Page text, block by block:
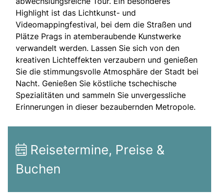
Highlight ist das Lichtkunst- und
Videomappingfestival, bei dem die Straßen und
Plätze Prags in atemberaubende Kunstwerke
verwandelt werden. Lassen Sie sich von den
kreativen Lichteffekten verzaubern und genießen
Sie die stimmungsvolle Atmosphäre der Stadt bei
Nacht. Genießen Sie köstliche tschechische
Spezialitäten und sammeln Sie unvergessliche
Erinnerungen in dieser bezaubernden Metropole.
Reisetermine, Preise &
Buchen